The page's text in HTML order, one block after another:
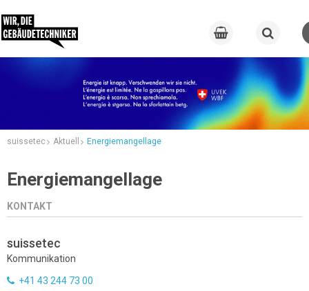
suissetec Aktuell Energiemangellage
Energiemangellage
KONTAKT
suissetec
Kommunikation
+41 43 244 73 00